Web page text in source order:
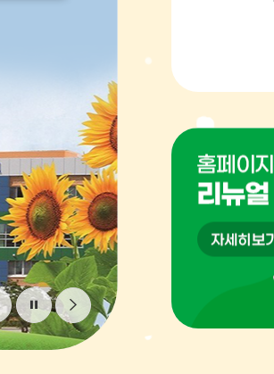
비
주
비
주
팝업존